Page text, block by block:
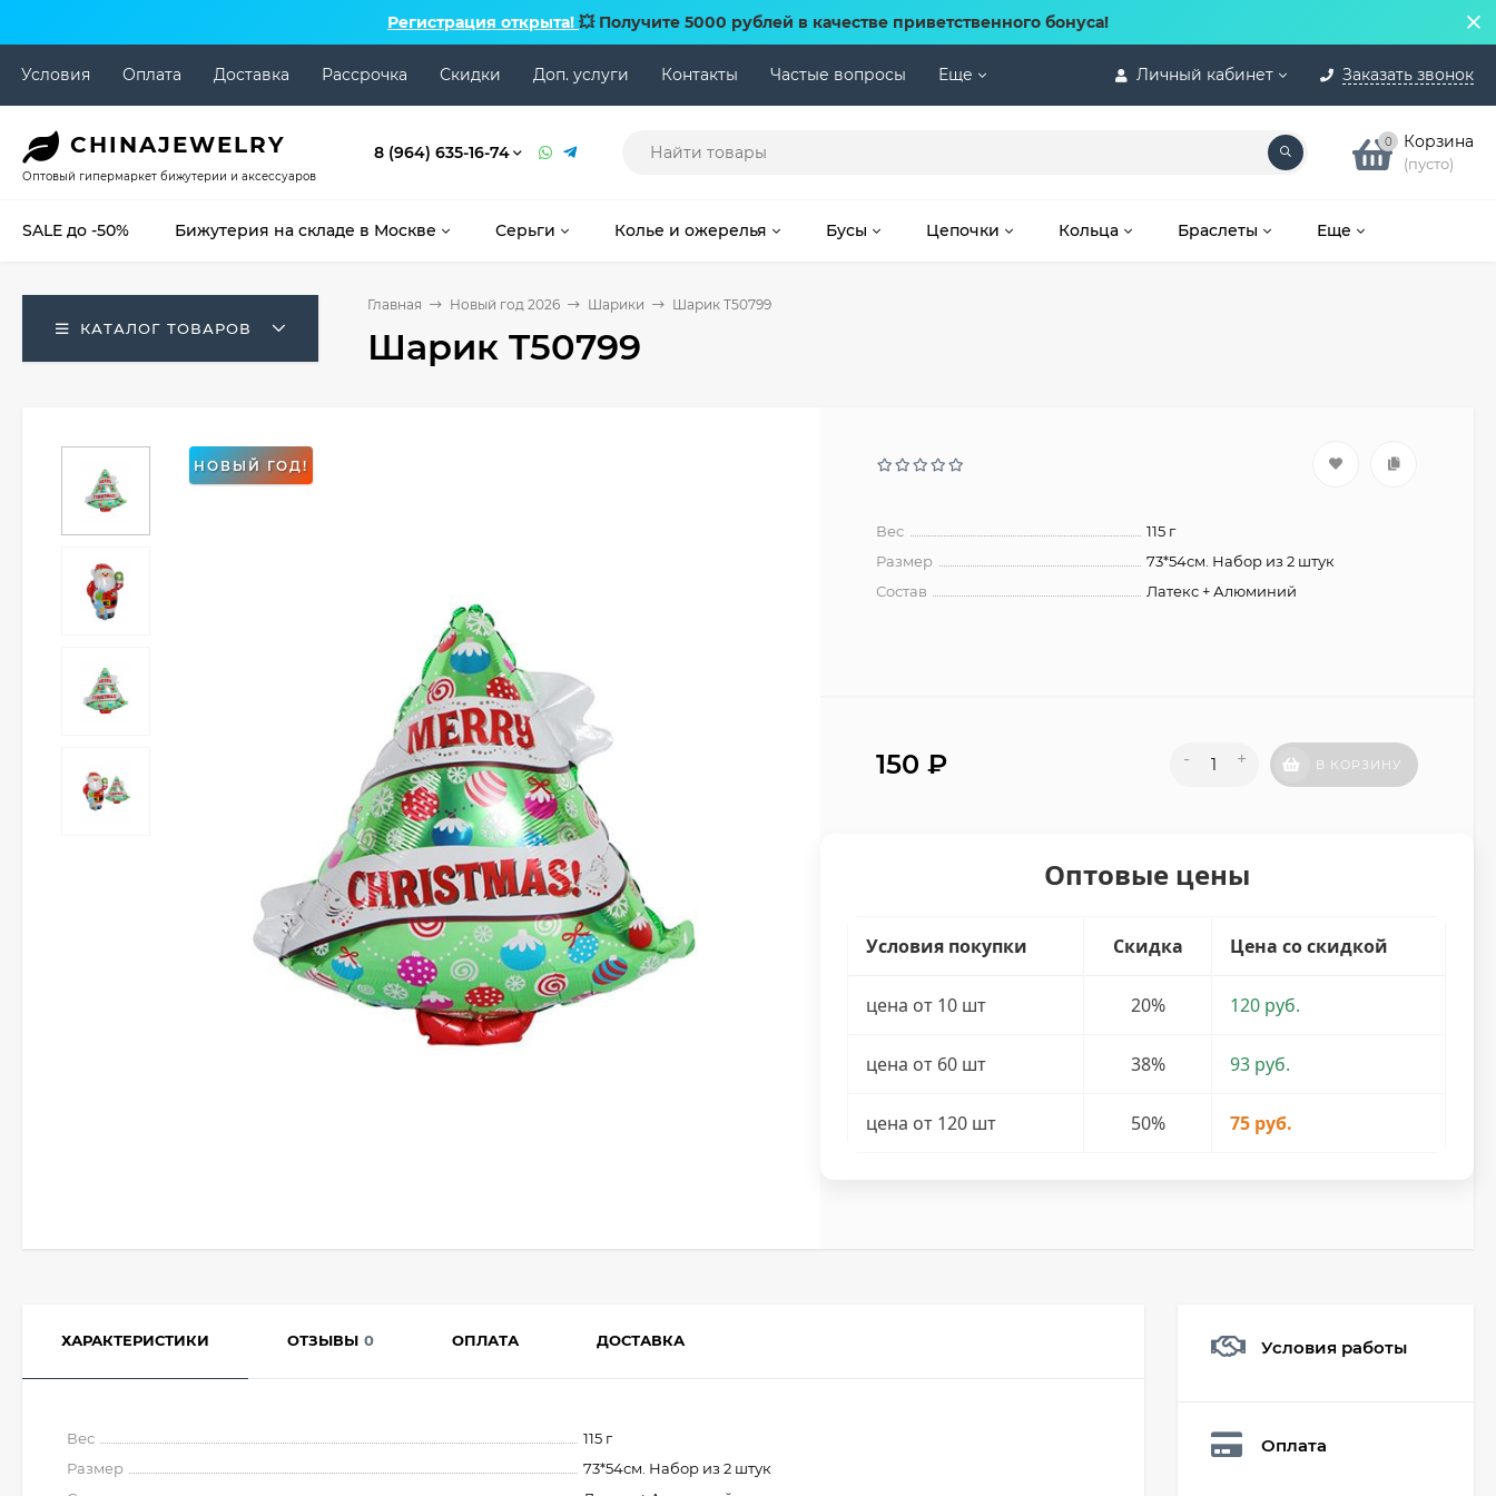
Регистрация открыта! 💥 Получите 5000 рублей в качестве приветственного бонуса!
Личный кабинет Заказать звонок
Условия Оплата Доставка Рассрочка Скидки Доп. услуги Контакты Частые вопросы Еще
CHINAJEWELRY
Оптовый гипермаркет бижутерии и аксессуаров
8 (964) 635-16-74 0 Корзина
(пусто)
SALE до -50% Бижутерия на складе в Москве Серьги Колье и ожерелья Бусы Цепочки Кольца Браслеты Еще
КАТАЛОГ ТОВАРОВ
Главная Новый год 2026 Шарики Шарик T50799
Шарик T50799
НОВЫЙ ГОД!
Вес
115 г
Размер
73*54см. Набор из 2 штук
Состав
Латекс + Алюминий
150₽ - + В КОРЗИНУ
Оптовые цены
Условия покупки Скидка Цена со скидкой
цена от 10 шт 20% 120 руб.
цена от 60 шт 38% 93 руб.
цена от 120 шт 50% 75 руб.
ХАРАКТЕРИСТИКИ ОТЗЫВЫ 0 ОПЛАТА ДОСТАВКА
Вес
115 г
Размер
73*54см. Набор из 2 штук
Условия работы
Оплата
19₽